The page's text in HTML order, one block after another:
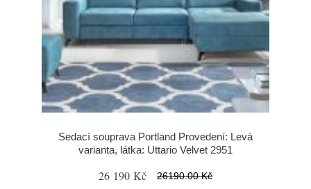
Sedací souprava Portland Provedení: Levá
varianta, látka: Uttario Velvet 2951
26 190 Kč 26190.00 Kč